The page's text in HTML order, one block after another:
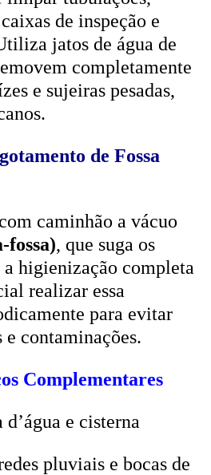
de inspeção e
jatos de água de
completamente
e sujeiras pesadas,
de Fossa
caminhão a vácuo
fossa), que suga os
higienização completa
realizar essa
para evitar
e contaminações.
Complementares
e cisterna
pluviais e bocas de